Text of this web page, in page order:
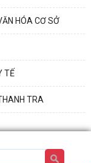
HÓA CƠ SỞ
TẾ
TRA